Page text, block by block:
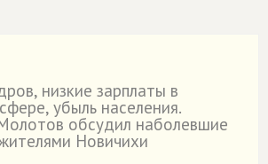
низкие зарплаты в
убыль населения.
обсудил наболевшие
Новичихи